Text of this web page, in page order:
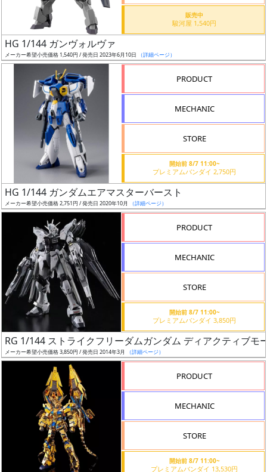
ー
ズ・
況
売
開
始
抽
選
販売中
駿河屋 1,540円
HG 1/144 ガンヴォルヴァ
メーカー希望小売価格 1,540円 / 発売日 2023年6月10日 （詳細ページ）
PRODUCT
MECHANIC
STORE
開始前 8/7 11:00~
プレミアムバンダイ 2,750円
HG 1/144 ガンダムエアマスターバースト
メーカー希望小売価格 2,751円 / 発売日 2020年10月 （詳細ページ）
PRODUCT
MECHANIC
STORE
開始前 8/7 11:00~
プレミアムバンダイ 3,850円
RG 1/144 ストライクフリーダムガンダム ディアクティブモ
メーカー希望小売価格 3,850円 / 発売日 2014年3月 （詳細ページ）
PRODUCT
MECHANIC
STORE
開始前 8/7 11:00~
プレミアムバンダイ 13,530円